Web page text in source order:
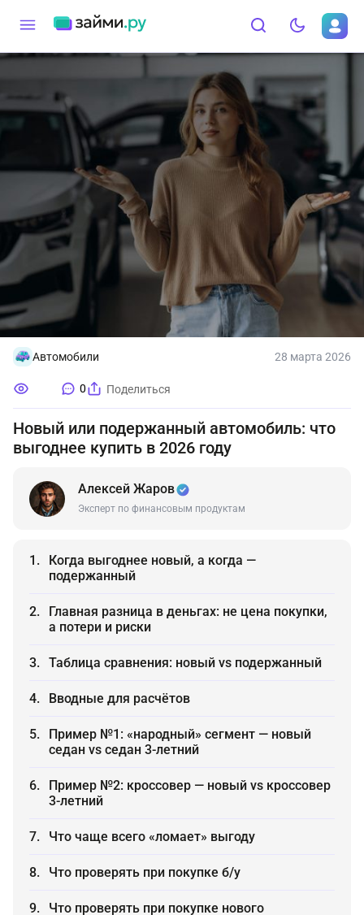
Автомобили 28 марта 2026
0 Поделиться
Новый или подержанный автомобиль: что
выгоднее купить в 2026 году
Алексей Жаров
Эксперт по финансовым продуктам
Когда выгоднее новый, а когда —
подержанный
Главная разница в деньгах: не цена покупки,
а потери и риски
Таблица сравнения: новый vs подержанный
Вводные для расчётов
Пример №1: «народный» сегмент — новый
седан vs седан 3-летний
Пример №2: кроссовер — новый vs кроссовер
3-летний
Что чаще всего «ломает» выгоду
Что проверять при покупке б/у
Что проверять при покупке нового